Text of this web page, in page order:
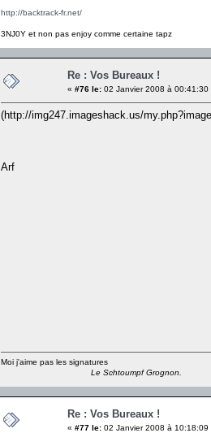
http://backtrack-fr.net/
3NJ0Y et non pas enjoy comme certaine tapz
Re : Vos Bureaux !
« #76 le: 02 Janvier 2008 à 00:41:30
(http://img247.imageshack.us/
Arf
Moi j'aime pas les signatures
Le Schtoumpf Grognon.
Re : Vos Bureaux !
« #77 le: 02 Janvier 2008 à 10:18:09